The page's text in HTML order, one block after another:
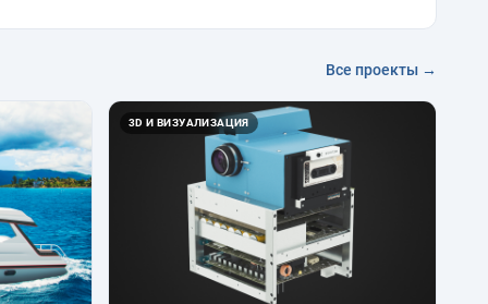
Все проекты →
3D И ВИЗУАЛИЗАЦИЯ